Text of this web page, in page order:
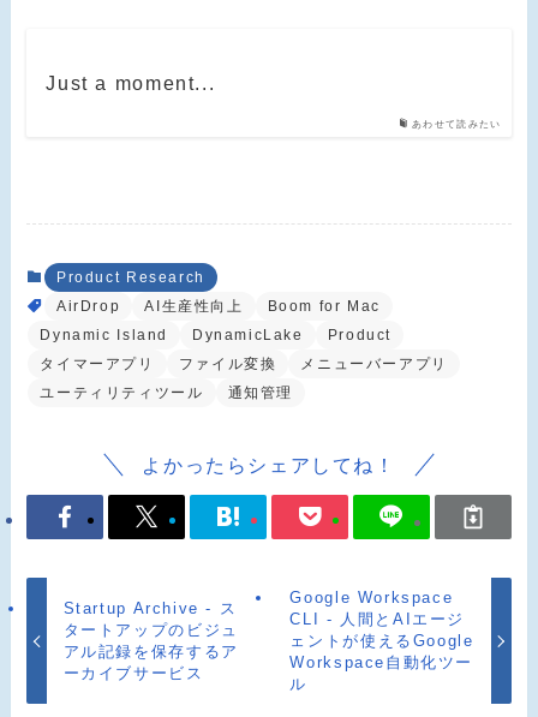
あわせて読みたい
Just a moment...
Product Research
AirDrop
AI生産性向上
Boom for Mac
Dynamic Island
DynamicLake
Product
タイマーアプリ
ファイル変換
メニューバーアプリ
ユーティリティツール
通知管理
よかったらシェアしてね！
Startup Archive - ス
タートアップのビジュ
アル記録を保存するア
ーカイブサービス
Google Workspace
CLI - 人間とAIエージ
ェントが使えるGoogle
Workspace自動化ツー
ル